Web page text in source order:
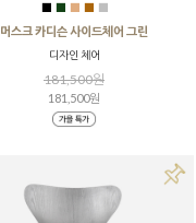
■ ■ ■ ■ ■
머스크 카디슨 사이드체어 그린
디자인 체어
181,500원
181,500원